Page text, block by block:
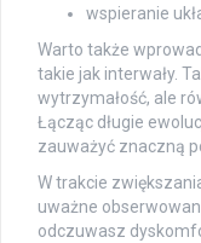
wspieranie
Warto także
takie jak interwały.
wytrzymałość, ale
Łącząc długie
zauważyć znaczną
W trakcie
uważne
odczuwasz